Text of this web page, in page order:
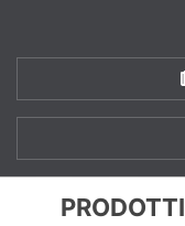
PRODOTTI